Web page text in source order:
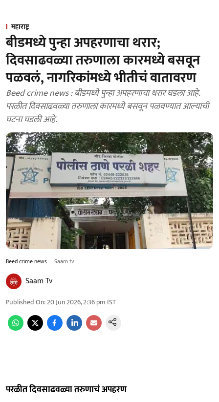
महाराष्ट्र
बीडमध्ये पुन्हा अपहरणाचा थरार;
दिवसाढवळ्या तरुणाला कारमध्ये बसवून
पळवलं, नागरिकांमध्ये भीतीचं वातावरण
Beed crime news : बीडमध्ये पुन्हा अपहरणाचा थरार घडला आहे.
परळीत दिवसाढवळ्या तरुणाला कारमध्ये बसवून पळवण्यात आल्याची
घटना घडली आहे.
Beed crime news Saam tv
Saam Tv
Published On:20 Jun 2026, 2:36 pm IST
परळीत दिवसाढवळ्या तरुणाचं अपहरण